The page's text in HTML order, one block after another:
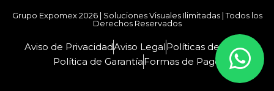
Grupo Expomex 2026 | Soluciones Visuales Ilimitadas | Todos los
Derechos Reservados
Aviso de PrivacidadAviso LegalPolíticas de Venta
Política de GarantíaFormas de Pago